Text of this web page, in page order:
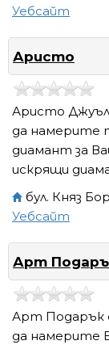
Уебсайт
Аристо
Аристо
да намерите
диамант за
искрящи
бул. Княз
Уебсайт
Арт
Арт Подарък
да намерите